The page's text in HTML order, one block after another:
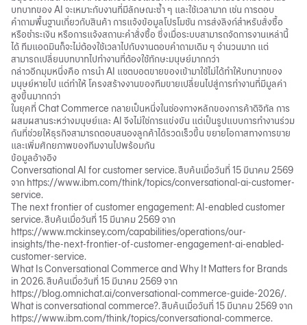
บทบาทของ AI จะเหมาะกับงานที่มีลักษณะซ้ำ ๆ และใช้เวลามาก เช่น การตอบ
คำถามพื้นฐานเกี่ยวกับสินค้า การแจ้งข้อมูลโปรโมชัน การส่งลิงก์สำหรับสั่งซื้อ
หรือชำระเงิน หรือการแจ้งสถานะคำสั่งซื้อ ซึ่งเมื่อระบบสามารถจัดการงานเหล่านี้
ได้ ทีมแอดมินก็จะไม่ต้องใช้เวลาไปกับงานตอบคำถามเดิม ๆ จำนวนมาก แต่
สามารถเปลี่ยนบทบาทไปทำงานที่ต้องใช้ทักษะมนุษย์มากกว่า
กล่าวอีกมุมหนึ่งคือ การนำ AI แชตบอตขายของเข้ามาใช้ไม่ได้ทำให้บทบาทของ
มนุษย์หายไป แต่ทำให้ โครงสร้างงานของทีมขายเปลี่ยนไปสู่การทำงานที่มีมูลค่า
สูงขึ้นมากกว่า
ในยุคที่ Chat Commerce กลายเป็นหนึ่งในช่องทางหลักของการค้าดิจิทัล การ
ผสมผสานระหว่างมนุษย์และ AI จึงไม่ใช่การแข่งขัน แต่เป็นรูปแบบการทำงานร่วม
กันที่ช่วยให้ธุรกิจสามารถตอบสนองลูกค้าได้รวดเร็วขึ้น ขยายโอกาสทางการขาย
และเพิ่มศักยภาพของทีมงานไปพร้อมกัน
ข้อมูลอ้างอิง
Conversational AI for customer service. สืบค้นเมื่อวันที่ 15 มีนาคม 2569
จาก https://www.ibm.com/think/topics/conversational-ai-customer-
service.
The next frontier of customer engagement: AI-enabled customer
service. สืบค้นเมื่อวันที่ 15 มีนาคม 2569 จาก
https://www.mckinsey.com/capabilities/operations/our-
insights/the-next-frontier-of-customer-engagement-ai-enabled-
customer-service.
What Is Conversational Commerce and Why It Matters for Brands
in 2026. สืบค้นเมื่อวันที่ 15 มีนาคม 2569 จาก
https://blog.omnichat.ai/conversational-commerce-guide-2026/.
What is conversational commerce?. สืบค้นเมื่อวันที่ 15 มีนาคม 2569 จาก
https://www.ibm.com/think/topics/conversational-commerce.